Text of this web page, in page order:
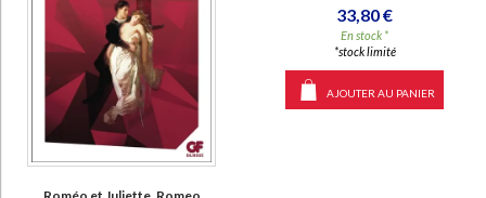
33,80 €
En stock *
*stock limité
AJOUTER AU PANIER